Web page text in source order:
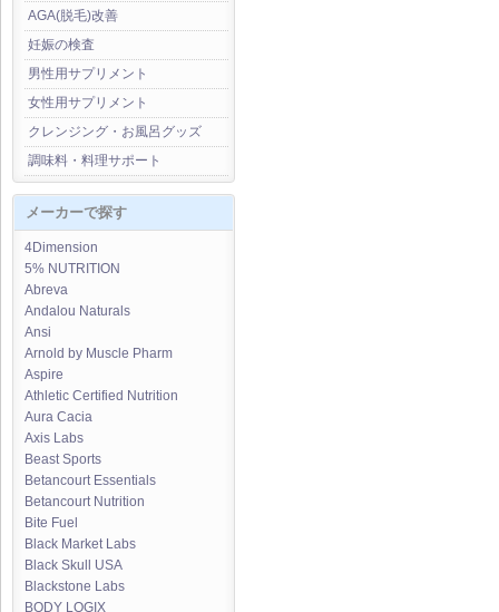
AGA(脱毛)改善
妊娠の検査
男性用サプリメント
女性用サプリメント
クレンジング・お風呂グッズ
調味料・料理サポート
メーカーで探す
4Dimension
5% NUTRITION
Abreva
Andalou Naturals
Ansi
Arnold by Muscle Pharm
Aspire
Athletic Certified Nutrition
Aura Cacia
Axis Labs
Beast Sports
Betancourt Essentials
Betancourt Nutrition
Bite Fuel
Black Market Labs
Black Skull USA
Blackstone Labs
BODY LOGIX